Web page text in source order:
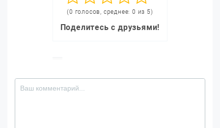
(0 голосов, среднее: 0 из 5)
Поделитесь с друзьями!